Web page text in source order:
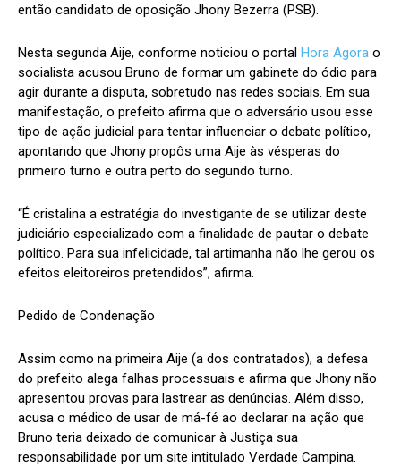
então candidato de oposição Jhony Bezerra (PSB).
Nesta segunda Aije, conforme noticiou o portal Hora Agora o
socialista acusou Bruno de formar um gabinete do ódio para
agir durante a disputa, sobretudo nas redes sociais. Em sua
manifestação, o prefeito afirma que o adversário usou esse
tipo de ação judicial para tentar influenciar o debate político,
apontando que Jhony propôs uma Aije às vésperas do
primeiro turno e outra perto do segundo turno.
“É cristalina a estratégia do investigante de se utilizar deste
judiciário especializado com a finalidade de pautar o debate
político. Para sua infelicidade, tal artimanha não lhe gerou os
efeitos eleitoreiros pretendidos”, afirma.
Pedido de Condenação
Assim como na primeira Aije (a dos contratados), a defesa
do prefeito alega falhas processuais e afirma que Jhony não
apresentou provas para lastrear as denúncias. Além disso,
acusa o médico de usar de má-fé ao declarar na ação que
Bruno teria deixado de comunicar à Justiça sua
responsabilidade por um site intitulado Verdade Campina.